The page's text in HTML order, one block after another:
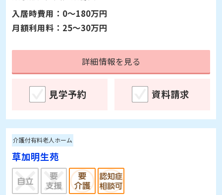
見学予約
えど川明生苑
東京都江戸川区東葛西7-13－8
入居時費用：
月額利用料：25～30万円